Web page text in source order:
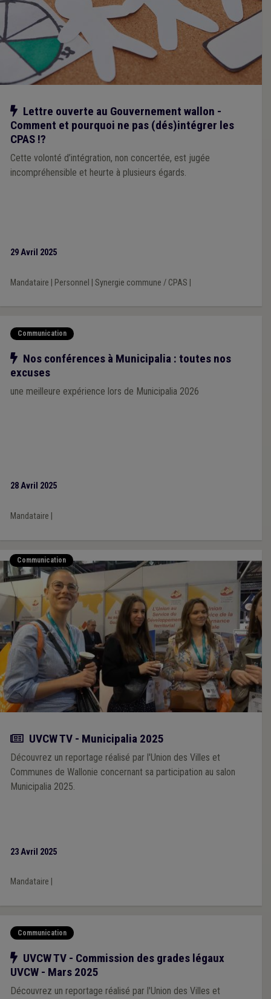
Notre action
Lettre ouverte au Gouvernement wallon -
Comment et pourquoi ne pas (dés)intégrer les
CPAS !?
Cette volonté d’intégration, non concertée, est jugée
incompréhensible et heurte à plusieurs égards.
29 Avril 2025
Mandataire Personnel Synergie commune / CPAS
Communication
Notre action
Nos conférences à Municipalia : toutes nos
excuses
une meilleure expérience lors de Municipalia 2026
28 Avril 2025
Mandataire
Communication
Actualité
UVCW TV - Municipalia 2025
Découvrez un reportage réalisé par l'Union des Villes et
Communes de Wallonie concernant sa participation au salon
Municipalia 2025.
23 Avril 2025
Mandataire
Communication
Notre action
UVCW TV - Commission des grades légaux
UVCW - Mars 2025
Découvrez un reportage réalisé par l'Union des Villes et